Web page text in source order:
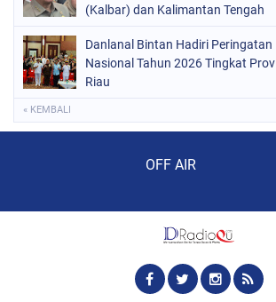
(Kalbar) dan Kalimantan Tengah
Danlanal Bintan Hadiri Peringatan
Nasional Tahun 2026 Tingkat
Riau
« KEMBALI
OFF AIR